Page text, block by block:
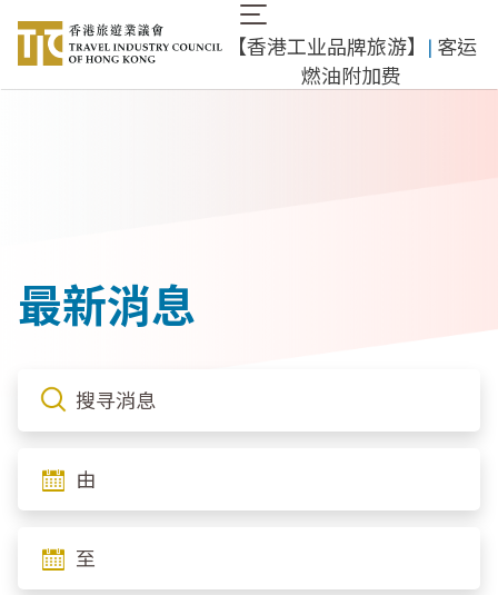
主
Main
navigation
【香港工业品牌旅游】 | 客运
燃油附加费
最新消息